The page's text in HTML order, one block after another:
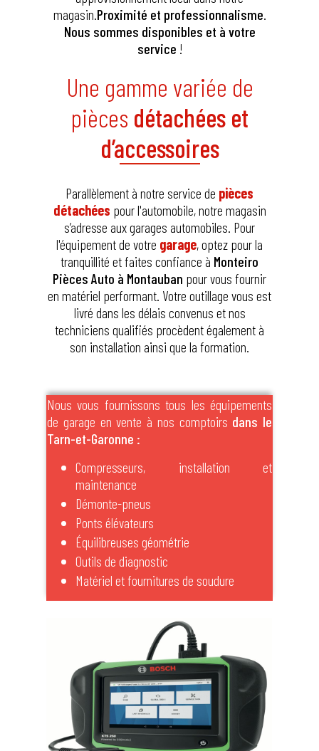
magasin.Proximité et professionnalisme.
Nous sommes disponibles et à votre
service !
Une gamme variée de
pièces détachées et
d’accessoires
Parallèlement à notre service de pièces
détachées pour l'automobile, notre magasin
s’adresse aux garages automobiles. Pour
l'équipement de votre garage, optez pour la
tranquillité et faites confiance à Monteiro
Pièces Auto à Montauban pour vous fournir
en matériel performant. Votre outillage vous est
livré dans les délais convenus et nos
techniciens qualifiés procèdent également à
son installation ainsi que la formation.
Nous vous fournissons tous les équipements
de garage en vente à nos comptoirs dans le
Tarn-et-Garonne :
Compresseurs, installation et
maintenance
Démonte-pneus
Ponts élévateurs
Équilibreuses géométrie
Outils de diagnostic
Matériel et fournitures de soudure